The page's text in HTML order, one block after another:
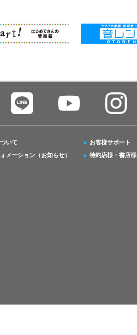
いて
メーション（お知らせ）
お客様サポート
特約店様・書店